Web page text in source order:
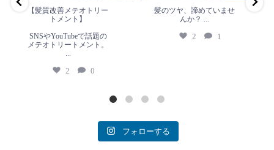
2 0
【髪質改善メテオトリー
トメント】
SNSやYouTubeで話題の
メテオトリートメント。
2 0
髪のツヤ、諦めていませ
んか？
2 1
フォローする